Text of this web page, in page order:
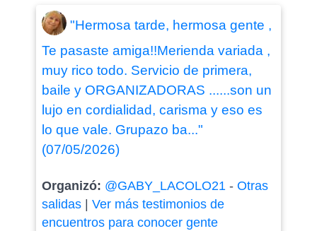
"Hermosa tarde, hermosa gente ,
Te pasaste amiga!!Merienda variada ,
muy rico todo. Servicio de primera,
baile y ORGANIZADORAS ......son un
lujo en cordialidad, carisma y eso es
lo que vale. Grupazo ba..."
(07/05/2026)
Organizó: @GABY_LACOLO21- Otras
salidas| Ver más testimonios de
encuentros para conocer gente